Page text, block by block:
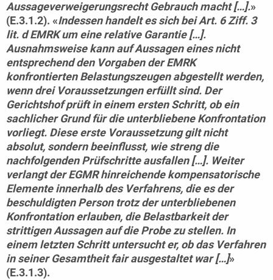
Aussageverweigerungsrecht Gebrauch macht […].»
(E.3.1.2). «Indessen handelt es sich bei Art. 6 Ziff. 3
lit. d EMRK um eine relative Garantie […].
Ausnahmsweise kann auf Aussagen eines nicht
entsprechend den Vorgaben der EMRK
konfrontierten Belastungszeugen abgestellt werden,
wenn drei Voraussetzungen erfüllt sind. Der
Gerichtshof prüft in einem ersten Schritt, ob ein
sachlicher Grund für die unterbliebene Konfrontation
vorliegt. Diese erste Voraussetzung gilt nicht
absolut, sondern beeinflusst, wie streng die
nachfolgenden Prüfschritte ausfallen […]. Weiter
verlangt der EGMR hinreichende kompensatorische
Elemente innerhalb des Verfahrens, die es der
beschuldigten Person trotz der unterbliebenen
Konfrontation erlauben, die Belastbarkeit der
strittigen Aussagen auf die Probe zu stellen. In
einem letzten Schritt untersucht er, ob das Verfahren
in seiner Gesamtheit fair ausgestaltet war […]»
(E.3.1.3).